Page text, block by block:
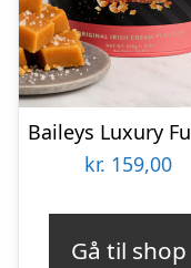
kr. 159,00
Gå til shop